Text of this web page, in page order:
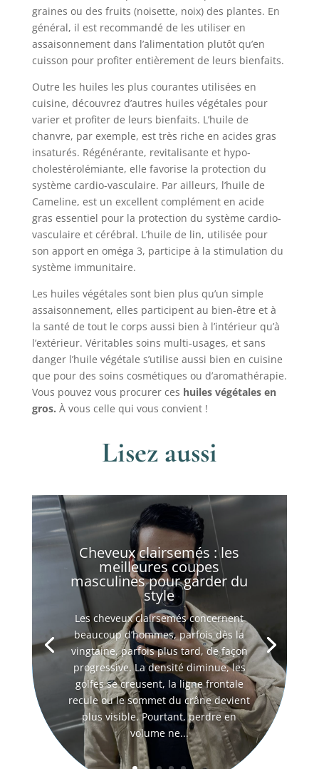
graines ou des fruits (noisette, noix) des plantes. En
général, il est recommandé de les utiliser en
assaisonnement dans l’alimentation plutôt qu’en
cuisson pour profiter entièrement de leurs bienfaits.
Outre les huiles les plus courantes utilisées en
cuisine, découvrez d’autres huiles végétales pour
varier et profiter de leurs bienfaits. L’huile de
chanvre, par exemple, est très riche en acides gras
insaturés. Régénérante, revitalisante et hypo-
cholestérolémiante, elle favorise la protection du
système cardio-vasculaire. Par ailleurs, l’huile de
Cameline, est un excellent complément en acide
gras essentiel pour la protection du système cardio-
vasculaire et cérébral. L’huile de lin, utilisée pour
son apport en oméga 3, participe à la stimulation du
système immunitaire.
Les huiles végétales sont bien plus qu’un simple
assaisonnement, elles participent au bien-être et à
la santé de tout le corps aussi bien à l’intérieur qu’à
l’extérieur. Véritables soins multi-usages, et sans
danger l’huile végétale s’utilise aussi bien en cuisine
que pour des soins cosmétiques ou d’aromathérapie.
Vous pouvez vous procurer ces huiles végétales en
gros. À vous celle qui vous convient !
Lisez aussi
Cheveux clairsemés : les
meilleures coupes
masculines pour garder du
style
Les cheveux clairsemés concernent
beaucoup d’hommes, parfois dès la
vingtaine, parfois plus tard, de façon
progressive. La densité diminue, les
golfes se creusent, la ligne frontale
recule ou le sommet du crâne devient
plus visible. Pourtant, perdre en
volume ne...